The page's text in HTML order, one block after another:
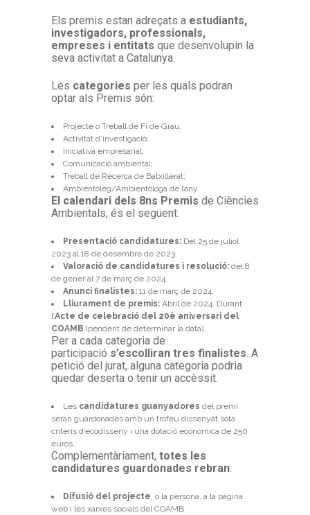
Els premis estan adreçats a estudiants,
investigadors, professionals,
empreses i entitats que desenvolupin la
seva activitat a Catalunya.
Les categories per les quals podran
optar als Premis són:
Projecte o Treball de Fi de Grau;
Activitat d’investigació;
Iniciativa empresarial;
Comunicació ambiental;
Treball de Recerca de Batxillerat;
Ambientòleg/Ambientòloga de l’any.
El calendari dels 8ns Premis de Ciències
Ambientals, és el següent:
Presentació candidatures: Del 25 de juliol
2023 al 18 de desembre de 2023.
Valoració de candidatures i resolució: del 8
de gener al 7 de març de 2024.
Anunci finalistes: 11 de març de 2024.
Lliurament de premis: Abril de 2024. Durant
l’Acte de celebració del 20è aniversari del
COAMB (pendent de determinar la data).
Per a cada categoria de
participació s’escolliran tres finalistes . A
petició del jurat, alguna categoria podria
quedar deserta o tenir un accèssit.
Les candidatures guanyadores del premi
seran guardonades amb un trofeu dissenyat sota
criteris d’ecodisseny i una dotació econòmica de 250
euros.
Complementàriament, totes les
candidatures guardonades rebran:
Difusió del projecte , o la persona, a la pàgina
web i les xarxes socials del COAMB.